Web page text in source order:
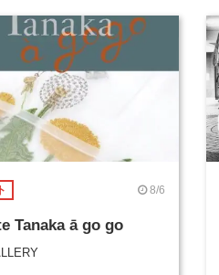
8/6
Tanaka ā go go